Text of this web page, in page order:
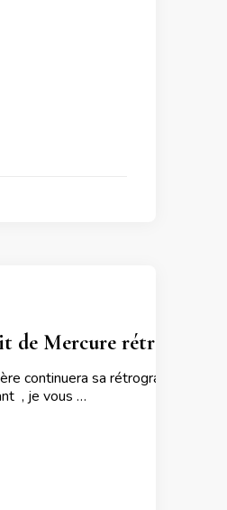
de Mercure rétrograde
sa rétrogradation
, je vous …